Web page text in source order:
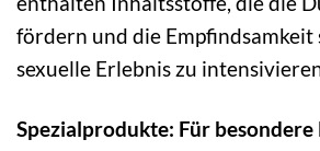
fördern und die Empfindsamkeit
sexuelle Erlebnis zu
Spezialprodukte: Für